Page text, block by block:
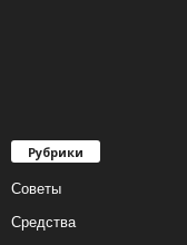
Рубрики
Советы
Средства